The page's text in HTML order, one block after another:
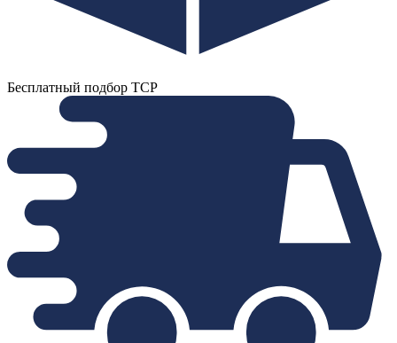
Бесплатный подбор ТСР